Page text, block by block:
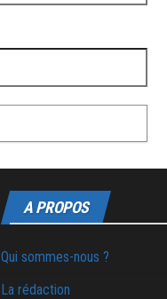
A PROPOS
Qui sommes-nous ?
La rédaction